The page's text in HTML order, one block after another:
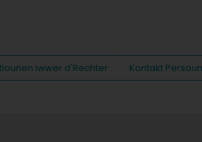
iwwer d'Rechter Kontakt